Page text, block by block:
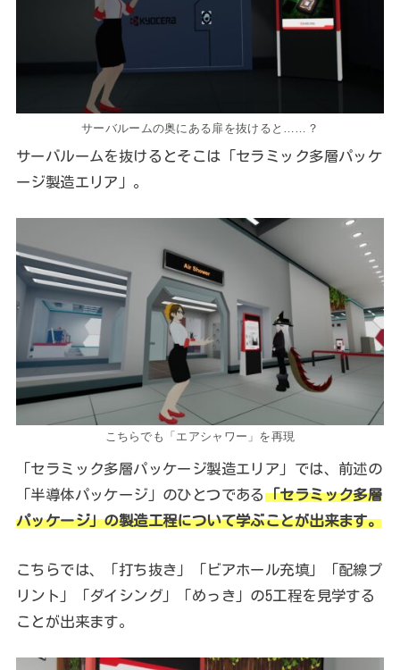
サーバルームの奥にある扉を抜けると……？
サーバルームを抜けるとそこは「セラミック多層パッケ
ージ製造エリア」。
こちらでも「エアシャワー」を再現
「セラミック多層パッケージ製造エリア」では、前述の
「半導体パッケージ」のひとつである「セラミック多層
パッケージ」の製造工程について学ぶことが出来ます。
こちらでは、「打ち抜き」「ビアホール充填」「配線プ
リント」「ダイシング」「めっき」の5工程を見学する
ことが出来ます。